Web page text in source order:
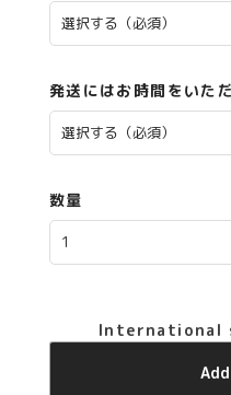
発送にはお時間をいた
数量
International